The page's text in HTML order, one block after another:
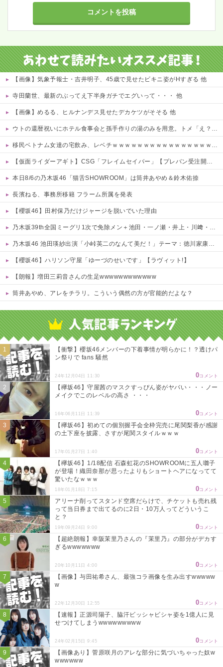
【画像】気象予報士・吉井明子、45歳で見せたビキニ姿がHすぎる 他
寺田蘭世、最新のぶってえ下半身ガチでエグいって・・・ 他
【画像】めるる、ヒルナンデス見せたデカケツがそそる 他
ウトの還暦祝いにホテル食事会と孫手作りの湯のみを用意。トメ「え？旅行じゃないの？周りは旅行なのに」図々しすぎる暴言に絶句←孫の気持ちを無下にする最低ババア
移民ベトナム女達の宅飲み、レベチｗｗｗｗｗｗｗｗｗｗｗｗｗｗｗｗｗｗｗｗｗｗｗｗ
【仮面ライダーアギト】CSG「フレイムセイバー」【プレバン受注開始】
本日8/6の乃木坂46「猫舌SHOWROOM」は筒井あやめ＆鈴木佑捺
長濱ねる、事務所移籍 フラーム所属を発表
【櫻坂46】田村保乃だけジャージを脱いでいた理由
乃木坂39th全国ミーグリ1次で免除メン＋池田・一ノ瀬・井上・川﨑・菅原・中西が全完売
乃木坂46 池田瑛紗出演「小峠英二のなんて美だ！」テーマ：徳川家康【2025.8.5 24:00〜 TOKYO MX】
【櫻坂46】ハリソン守屋「ゆーづのせいです」【ラヴィット!】
【朗報】増田三莉音さんの生足wwwwwwwwwwww
筒井あやめ、アレをチラリ。こういう偶然の方が官能的だよな？
【衝撃】櫻坂46メンバーの下着事情が明らかに！？透けパ
ン祭りで fans 騒然
24年12月04日 11:30 0コメント
【欅坂46】守屋茜のマスクすっぴん姿がヤバい・・・ノー
メイクでこのレベルの高さ ・・・
16年06月11日 11:39 0コメント
【欅坂46】初めての個別握手会全枠完売に尾関梨香が感謝
の土下座を披露、さすが尾関スタイルｗｗｗ
17年01月27日 1:40 0コメント
【欅坂46】1/18配信 石森虹花のSHOWROOMに五人囃子
が登場！織田奈那が思ったよりもショートヘアになってて
驚いたなｗｗｗ
18年01月18日 7:15 0コメント
アリーナ削ってスタンド空席だらけで、チケットも売れ残
って当日券まで出てるのに2日・10万人ってどういうこ
と？
19年09月24日 9:00 0コメント
【超絶朗報】幸阪茉里乃さんの『茉里乃』の部分がデカす
ぎるwwwwwww
20年10月11日 4:00 0コメント
【画像】与田祐希さん、最強コラ画像を生み出すwwwww
w
22年12月30日 12:55 0コメント
【速報】正源司陽子、脇汗ビッシャビシャ姿を1億人に見
せつけてしまうwwwwwwwww
24年02月15日 9:45 0コメント
【画像あり】菅原咲月のアレな部分に気づいちゃった奴w
wwwwww